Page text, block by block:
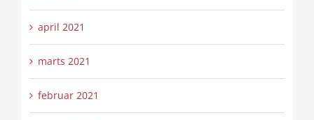
april 2021
marts 2021
februar 2021